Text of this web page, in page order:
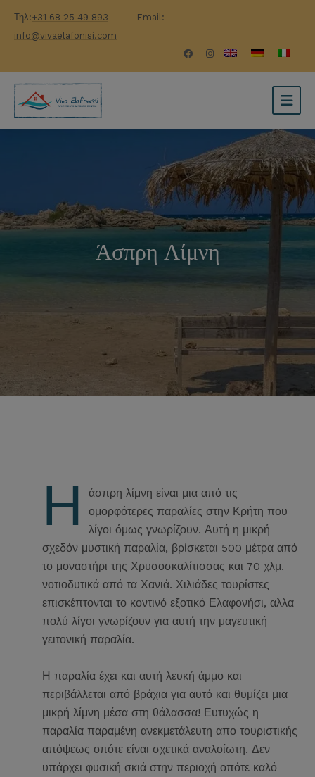
Τηλ:+31 68 25 49 893
Email:
info@vivaelafonisi.com
Άσπρη Λίμνη
Η
άσπρη λίμνη είναι μια από τις
ομορφότερες παραλίες στην Κρήτη που
λίγοι όμως γνωρίζουν. Αυτή η μικρή
σχεδόν μυστική παραλία, βρίσκεται 500 μέτρα από
το μοναστήρι της Χρυσοσκαλίτισσας και 70 χλμ.
νοτιοδυτικά από τα Χανιά. Χιλιάδες τουρίστες
επισκέπτονται το κοντινό εξοτικό Ελαφονήσι, αλλα
πολύ λίγοι γνωρίζουν για αυτή την μαγευτική
γειτονική παραλία.
Η παραλία έχει και αυτή λευκή άμμο και
περιβάλλεται από βράχια για αυτό και θυμίζει μια
μικρή λίμνη μέσα στη θάλασσα! Ευτυχώς η
παραλία παραμένη ανεκμετάλευτη απο τουριστικής
απόψεως οπότε είναι σχετικά αναλοίωτη. Δεν
υπάρχει φυσική σκιά στην περιοχή οπότε καλό